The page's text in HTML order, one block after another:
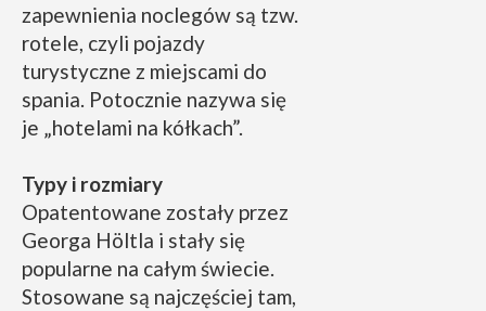
zapewnienia noclegów są tzw.
rotele, czyli pojazdy
turystyczne z miejscami do
spania. Potocznie nazywa się
je „hotelami na kółkach”.
Typy i rozmiary
Opatentowane zostały przez
Georga Höltla i stały się
popularne na całym świecie.
Stosowane są najczęściej tam,